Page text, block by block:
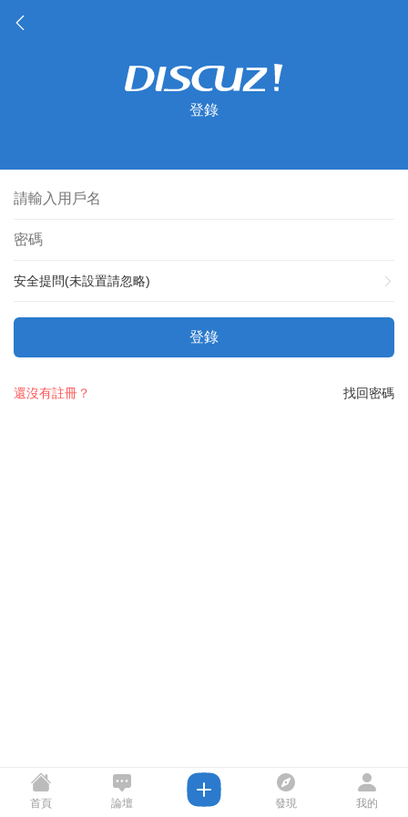
登錄
安全提問(未設置請忽略)
登錄
找回密碼
還沒有註冊？
首頁 論壇 發現 我的